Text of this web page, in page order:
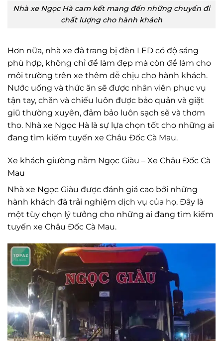
Nhà xe Ngọc Hà cam kết mang đến những chuyến đi
chất lượng cho hành khách
Hơn nữa, nhà xe đã trang bị đèn LED có độ sáng
phù hợp, không chỉ để làm đẹp mà còn để làm cho
môi trường trên xe thêm dễ chịu cho hành khách.
Nước uống và thức ăn sẽ được nhân viên phục vụ
tận tay, chăn và chiếu luôn được bảo quản và giặt
giũ thường xuyên, đảm bảo luôn sạch sẽ và thơm
tho. Nhà xe Ngọc Hà là sự lựa chọn tốt cho những ai
đang tìm kiếm tuyến xe Châu Đốc Cà Mau.
Xe khách giường nằm Ngọc Giàu – Xe Châu Đốc Cà
Mau
Nhà xe Ngọc Giàu được đánh giá cao bởi những
hành khách đã trải nghiệm dịch vụ của họ. Đây là
một tùy chọn lý tưởng cho những ai đang tìm kiếm
tuyến xe Châu Đốc Cà Mau.